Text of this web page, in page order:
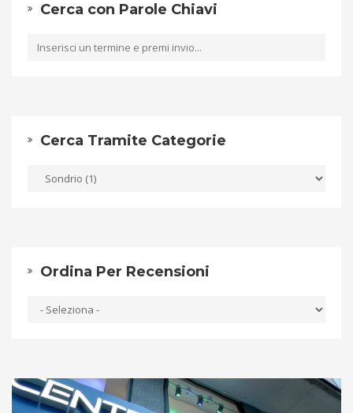
Cerca con Parole Chiavi
Cerca Tramite Categorie
Ordina Per Recensioni